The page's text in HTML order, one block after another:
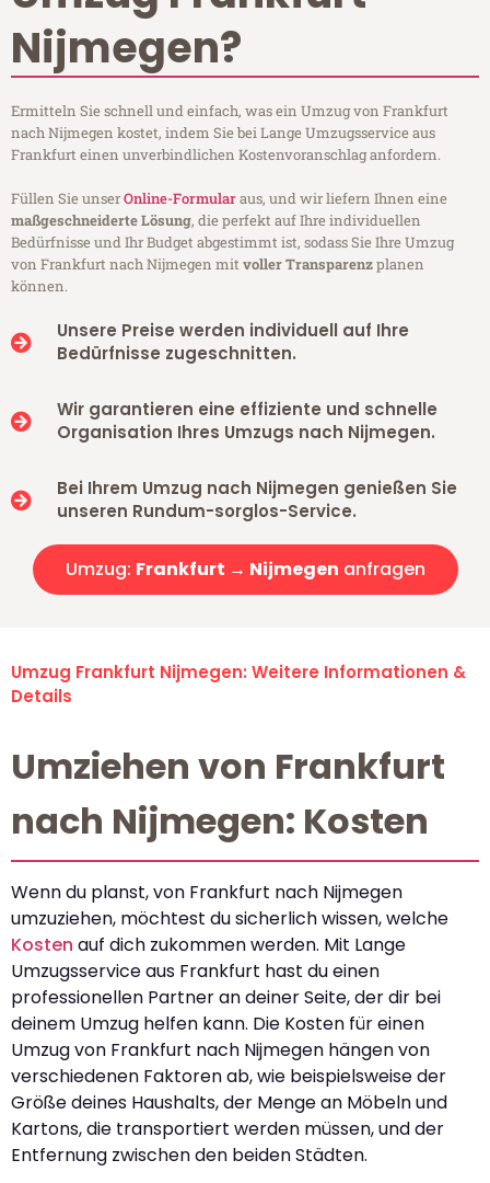
Nijmegen?
Ermitteln Sie schnell und einfach, was ein Umzug von Frankfurt
nach Nijmegen kostet, indem Sie bei Lange Umzugsservice aus
Frankfurt einen unverbindlichen Kostenvoranschlag anfordern.
Füllen Sie unserOnline-Formularaus, und wir liefern Ihnen eine
maßgeschneiderte Lösung, die perfekt auf Ihre individuellen
Bedürfnisse und Ihr Budget abgestimmt ist, sodass Sie Ihre Umzug
von Frankfurt nach Nijmegen mitvoller Transparenzplanen
können.
Unsere Preise werden individuell auf Ihre
Bedürfnisse zugeschnitten.
Wir garantieren eine effiziente und schnelle
Organisation Ihres Umzugs nach Nijmegen.
Bei Ihrem Umzug nach Nijmegen genießen Sie
unseren Rundum-sorglos-Service.
Umzug: Frankfurt → Nijmegen anfragen
Umzug Frankfurt Nijmegen: Weitere Informationen &
Details
Umziehen von Frankfurt
nach Nijmegen: Kosten
Wenn du planst, von Frankfurt nach Nijmegen
umzuziehen, möchtest du sicherlich wissen, welche
Kosten auf dich zukommen werden. Mit Lange
Umzugsservice aus Frankfurt hast du einen
professionellen Partner an deiner Seite, der dir bei
deinem Umzug helfen kann. Die Kosten für einen
Umzug von Frankfurt nach Nijmegen hängen von
verschiedenen Faktoren ab, wie beispielsweise der
Größe deines Haushalts, der Menge an Möbeln und
Kartons, die transportiert werden müssen, und der
Entfernung zwischen den beiden Städten.